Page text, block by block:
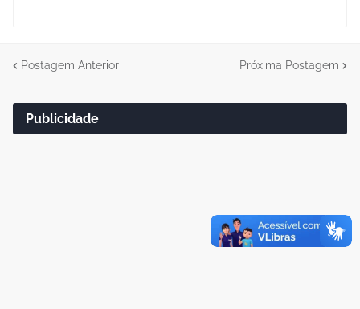
Postagem Anterior Próxima Postagem
Publicidade